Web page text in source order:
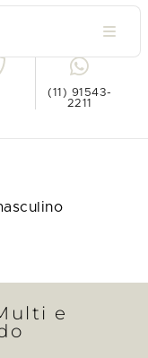
(11) 91543-
2211
e